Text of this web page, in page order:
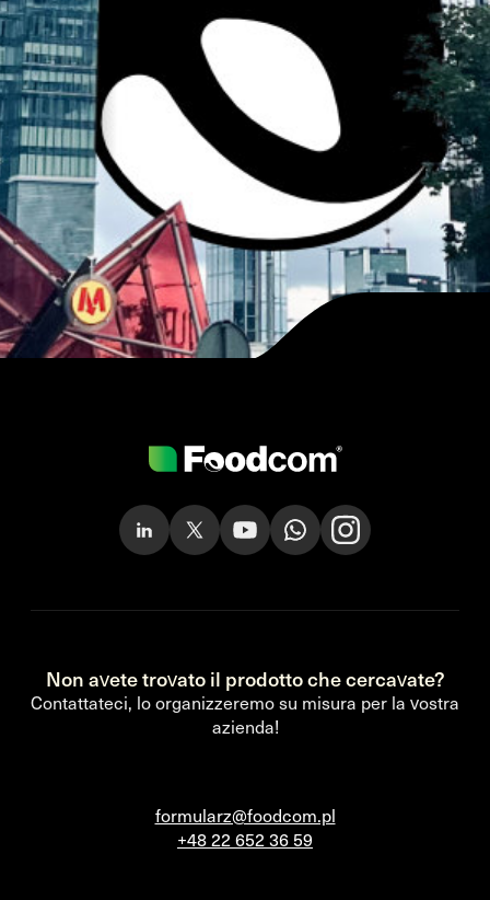
Non avete trovato il prodotto che cercavate?
Contattateci, lo organizzeremo su misura per la vostra
azienda!
formularz@foodcom.pl
+48 22 652 36 59